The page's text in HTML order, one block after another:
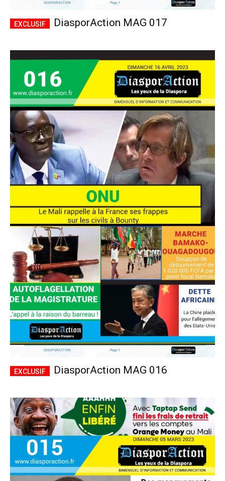
DiasporAction MAG 017
DiasporAction MAG 016